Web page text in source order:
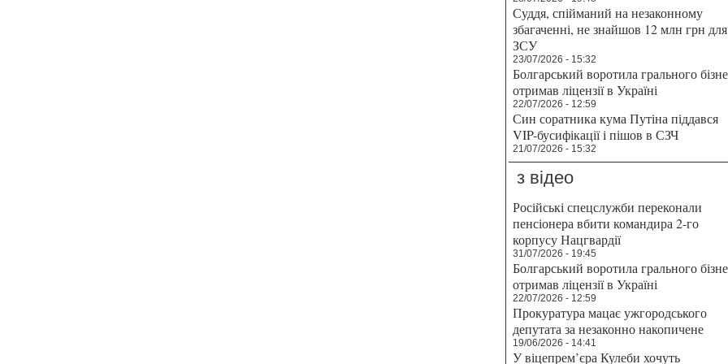
Суддя, спійманий на незаконному
збагаченні, не знайшов 12 млн грн для
ЗСУ
23/07/2026 - 15:32
Болгарський воротила грального
отримав ліцензії в Україні
22/07/2026 - 12:59
Син соратника кума Путіна піддався
VIP-бусифікації і пішов в СЗЧ
21/07/2026 - 15:32
з відео
Російські спецслужби переконали
пенсіонера вбити командира 2-го
корпусу Нацгвардії
31/07/2026 - 19:45
Болгарський воротила грального
отримав ліцензії в Україні
22/07/2026 - 12:59
Прокуратура мацає ужгородського
депутата за незаконно накопичене
19/06/2026 - 14:41
У віцепрем’єра Кулеби хочуть